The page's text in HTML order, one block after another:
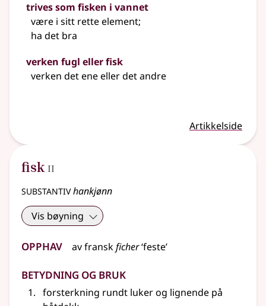
trives som fisken i vannet
være i sitt rette element;
ha det bra
verken fugl eller fisk
verken det ene eller det andre
Artikkelside
fisk 2
II
substantivhankjønn
Vis bøyning
Opphav avfranskficher‘feste’
Betydning og bruk
forsterkning rundt lukerog lignende på